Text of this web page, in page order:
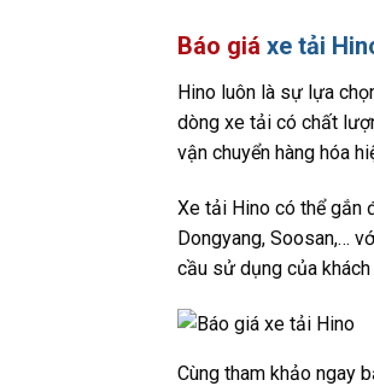
Báo giá xe tải
Hino luôn là sự lựa
dòng xe tải có chất
vận chuyển hàng hóa
Xe tải Hino có thể gắn
Dongyang, Soosan,…
cầu sử dụng của khách
Cùng tham khảo ngay